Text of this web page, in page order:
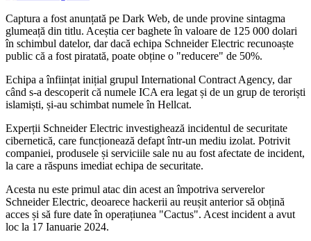
Captura a fost anunțată pe Dark Web, de unde provine sintagma
glumeață din titlu. Aceștia cer baghete în valoare de 125 000 dolari
în schimbul datelor, dar dacă echipa Schneider Electric recunoaște
public că a fost piratată, poate obține o "reducere" de 50%.
Echipa a înființat inițial grupul International Contract Agency, dar
când s-a descoperit că numele ICA era legat și de un grup de teroriști
islamiști, și-au schimbat numele în Hellcat.
Experții Schneider Electric investighează incidentul de securitate
cibernetică, care funcționează defapt într-un mediu izolat. Potrivit
companiei, produsele și serviciile sale nu au fost afectate de incident,
la care a răspuns imediat echipa de securitate.
Acesta nu este primul atac din acest an împotriva serverelor
Schneider Electric, deoarece hackerii au reușit anterior să obțină
acces și să fure date în operațiunea "Cactus". Acest incident a avut
loc la 17 Ianuarie 2024.